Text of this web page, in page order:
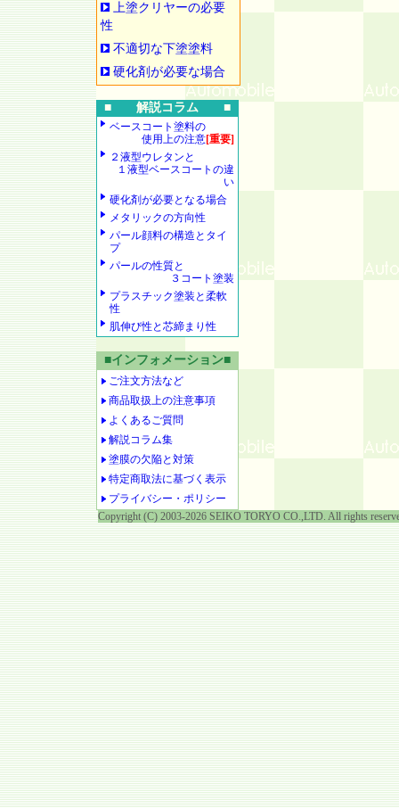
上塗クリヤーの必要
性
不適切な下塗塗料
硬化剤が必要な場合
■ 解説コラム ■
ベースコート塗料の
使用上の注意[重要]
２液型ウレタンと
１液型ベースコートの違
い
硬化剤が必要となる場合
メタリックの方向性
パール顔料の構造とタイ
プ
パールの性質と
３コート塗装
プラスチック塗装と柔軟
性
肌伸び性と芯締まり性
■インフォメーション■
ご注文方法など
商品取扱上の注意事項
よくあるご質問
解説コラム集
塗膜の欠陥と対策
特定商取法に基づく表示
プライバシー・ポリシー
Copyright (C) 2003-2026 SEIKO TORYO CO.,LTD. All rights